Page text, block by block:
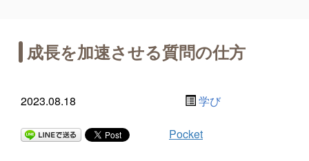
成長を加速させる質問の仕方
2023.08.18 学び
Pocket